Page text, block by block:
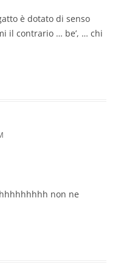
è dotato di senso
il contrario … be’, … chi
non ne